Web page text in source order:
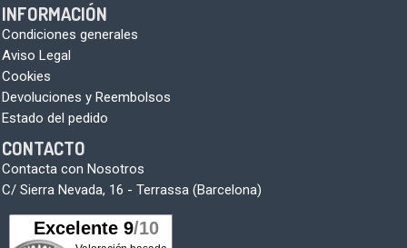
INFORMACIÓN
Condiciones generales
Aviso Legal
Cookies
Devoluciones y Reembolsos
Estado del pedido
CONTACTO
Contacta con Nosotros
C/ Sierra Nevada, 16 - Terrassa (Barcelona)